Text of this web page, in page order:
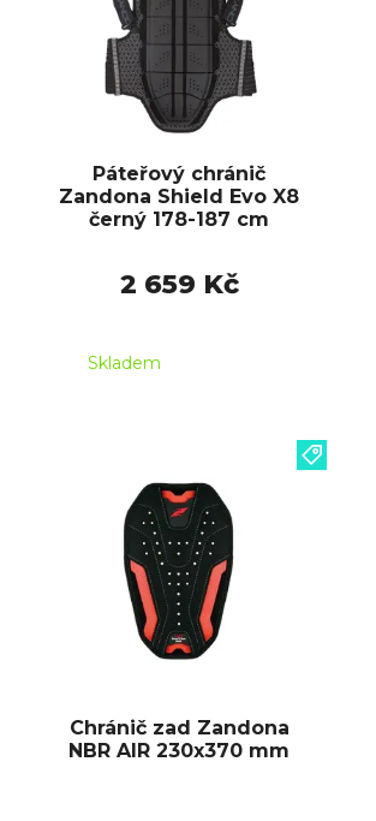
Páteřový chránič
Zandona Shield Evo X8
černý 178-187 cm
2 659 Kč
Skladem
Chránič zad Zandona
NBR AIR 230x370 mm